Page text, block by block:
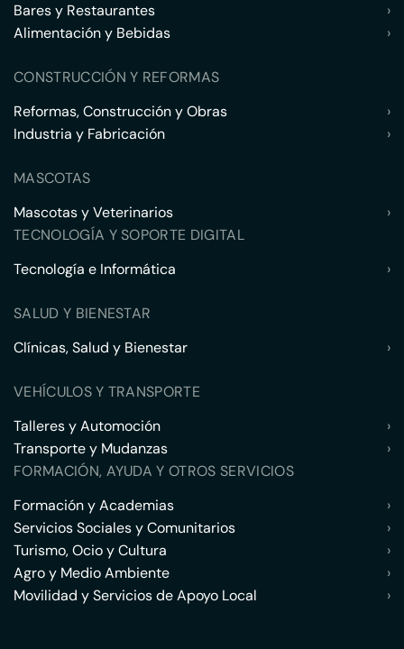
Bares y Restaurantes
›
Alimentación y Bebidas
›
CONSTRUCCIÓN Y REFORMAS
Reformas, Construcción y Obras
›
Industria y Fabricación
›
MASCOTAS
Mascotas y Veterinarios
›
TECNOLOGÍA Y SOPORTE DIGITAL
Tecnología e Informática
›
SALUD Y BIENESTAR
Clínicas, Salud y Bienestar
›
VEHÍCULOS Y TRANSPORTE
Talleres y Automoción
›
Transporte y Mudanzas
›
FORMACIÓN, AYUDA Y OTROS SERVICIOS
Formación y Academias
›
Servicios Sociales y Comunitarios
›
Turismo, Ocio y Cultura
›
Agro y Medio Ambiente
›
Movilidad y Servicios de Apoyo Local
›